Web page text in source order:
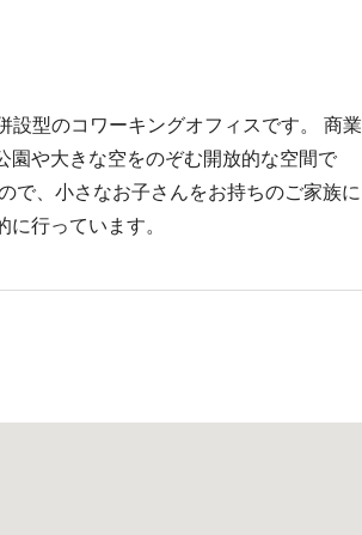
設型のコワーキングオフィスです。 商業
や大きな空をのぞむ開放的な空間で
で、小さなお子さんをお持ちのご家族に
行っています。